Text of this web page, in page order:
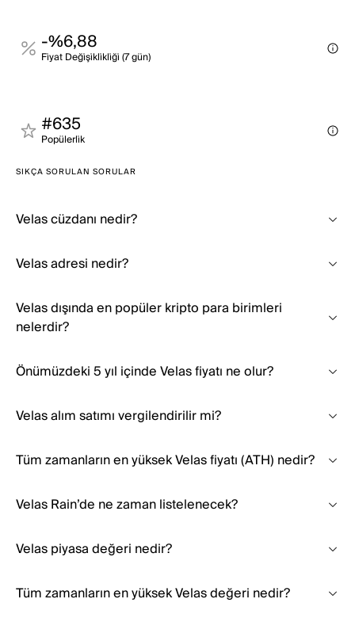
-%6,88
Fi̇yat Deği̇şi̇kli̇kli̇ği̇ (7 gün)
#635
Popülerli̇k
SIKÇA SORULAN SORULAR
Velas cüzdanı nedir?
Velas adresi nedir?
Velas dışında en popüler kripto para birimleri
nelerdir?
Önümüzdeki 5 yıl içinde Velas fiyatı ne olur?
Velas alım satımı vergilendirilir mi?
Tüm zamanların en yüksek Velas fiyatı (ATH) nedir?
Velas Rain’de ne zaman listelenecek?
Velas piyasa değeri nedir?
Tüm zamanların en yüksek Velas değeri nedir?